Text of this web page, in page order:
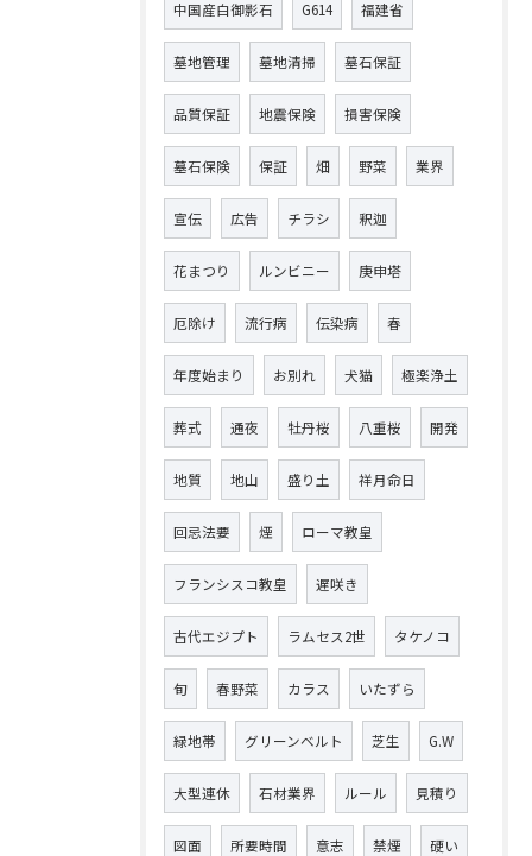
中国産白御影石 G614 福建省
墓地管理 墓地清掃 墓石保証
品質保証 地震保険 損害保険
墓石保険 保証 畑 野菜 業界
宣伝 広告 チラシ 釈迦
花まつり ルンビニー 庚申塔
厄除け 流行病 伝染病 春
年度始まり お別れ 犬猫 極楽浄土
葬式 通夜 牡丹桜 八重桜 開発
地質 地山 盛り土 祥月命日
回忌法要 煙 ローマ教皇
フランシスコ教皇 遅咲き
古代エジプト ラムセス2世 タケノコ
旬 春野菜 カラス いたずら
緑地帯 グリーンベルト 芝生 G.W
大型連休 石材業界 ルール 見積り
図面 所要時間 意志 禁煙 硬い